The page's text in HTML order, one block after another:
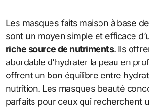
Les masques faits maison à base
sont un moyen simple et efficace
riche source de nutriments. Ils
abordable d’hydrater la peau en
offrent un bon équilibre entre
nutrition. Les masques beauté
parfaits pour ceux qui recherchent